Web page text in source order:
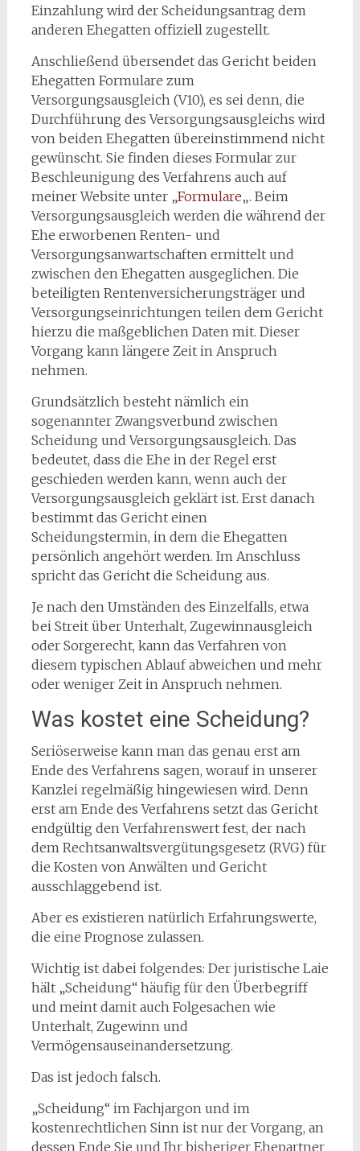
Einzahlung wird der Scheidungsantrag dem
anderen Ehegatten offiziell zugestellt.
Anschließend übersendet das Gericht beiden
Ehegatten Formulare zum
Versorgungsausgleich (V10), es sei denn, die
Durchführung des Versorgungsausgleichs wird
von beiden Ehegatten übereinstimmend nicht
gewünscht. Sie finden dieses Formular zur
Beschleunigung des Verfahrens auch auf
meiner Website unter „Formulare„. Beim
Versorgungsausgleich werden die während der
Ehe erworbenen Renten- und
Versorgungsanwartschaften ermittelt und
zwischen den Ehegatten ausgeglichen. Die
beteiligten Rentenversicherungsträger und
Versorgungseinrichtungen teilen dem Gericht
hierzu die maßgeblichen Daten mit. Dieser
Vorgang kann längere Zeit in Anspruch
nehmen.
Grundsätzlich besteht nämlich ein
sogenannter Zwangsverbund zwischen
Scheidung und Versorgungsausgleich. Das
bedeutet, dass die Ehe in der Regel erst
geschieden werden kann, wenn auch der
Versorgungsausgleich geklärt ist. Erst danach
bestimmt das Gericht einen
Scheidungstermin, in dem die Ehegatten
persönlich angehört werden. Im Anschluss
spricht das Gericht die Scheidung aus.
Je nach den Umständen des Einzelfalls, etwa
bei Streit über Unterhalt, Zugewinnausgleich
oder Sorgerecht, kann das Verfahren von
diesem typischen Ablauf abweichen und mehr
oder weniger Zeit in Anspruch nehmen.
Was kostet eine Scheidung?
Seriöserweise kann man das genau erst am
Ende des Verfahrens sagen, worauf in unserer
Kanzlei regelmäßig hingewiesen wird. Denn
erst am Ende des Verfahrens setzt das Gericht
endgültig den Verfahrenswert fest, der nach
dem Rechtsanwaltsvergütungsgesetz (RVG) für
die Kosten von Anwälten und Gericht
ausschlaggebend ist.
Aber es existieren natürlich Erfahrungswerte,
die eine Prognose zulassen.
Wichtig ist dabei folgendes: Der juristische Laie
hält „Scheidung“ häufig für den Überbegriff
und meint damit auch Folgesachen wie
Unterhalt, Zugewinn und
Vermögensauseinandersetzung.
Das ist jedoch falsch.
„Scheidung“ im Fachjargon und im
kostenrechtlichen Sinn ist nur der Vorgang, an
dessen Ende Sie und Ihr bisheriger Ehepartner